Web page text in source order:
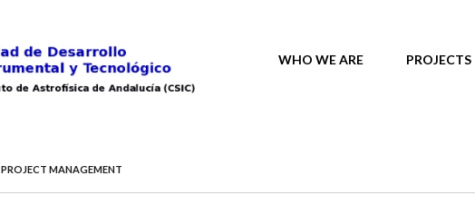
MAIN MENU
WHO WE ARE PROJECTS
PROJECT MANAGEMENT